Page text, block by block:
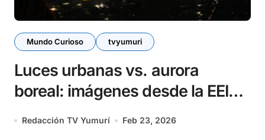
Mundo Curioso tvyumuri
Luces urbanas vs. aurora
boreal: imágenes desde la EEI
muestran el brillo de grandes
Redacción TV Yumurí Feb 23, 2026